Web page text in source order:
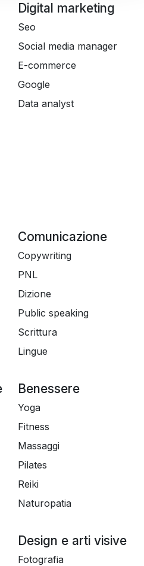
Digital marketing
Seo
Social media manager
E-commerce
Google
Data analyst
Comunicazione
Copywriting
PNL
Dizione
Public speaking
Scrittura
Lingue
Benessere
Yoga
Fitness
Massaggi
Pilates
Reiki
Naturopatia
Design e arti visive
Fotografia